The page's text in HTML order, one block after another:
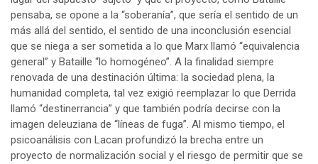
pensaba, se opone a la “soberanía”, que sería el sentido de un
más allá del sentido, el sentido de una inconclusión esencial
que se niega a ser sometida a lo que Marx llamó “equivalencia
general” y Bataille “lo homogéneo”. A la finalidad siempre
renovada de una destinación última: la sociedad plena, la
humanidad completa, tal vez exigió reemplazar lo que Derrida
llamó “destinerrancia” y que también podría decirse con la
imagen deleuziana de “líneas de fuga”. Al mismo tiempo, el
psicoanálisis con Lacan profundizó la brecha entre un
proyecto de normalización social y el riesgo de permitir que se